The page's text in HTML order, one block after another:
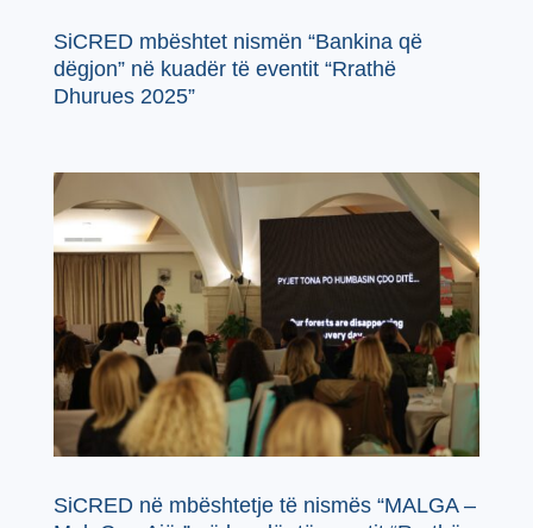
SiCRED mbështet nismën “Bankina që
dëgjon” në kuadër të eventit “Rrathë
Dhurues 2025”
SiCRED në mbështetje të nismës “MALGA –